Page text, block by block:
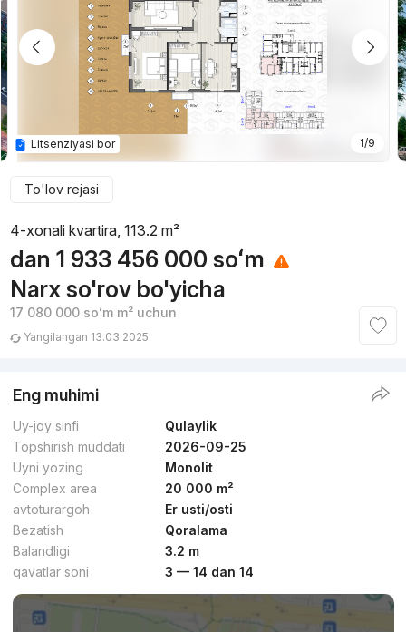
1/9
Litsenziyasi bor
To'lov rejasi
4-xonali kvartira, 113.2 m²
dan 1 933 456 000 soʻm
Narx so'rov bo'yicha
17 080 000 soʻmm² uchun
Yangilangan 13.03.2025
Eng muhimi
Uy-joy sinfi
Qulaylik
Topshirish muddati
2026-09-25
Uyni yozing
Monolit
Complex area
20 000 m²
avtoturargoh
Er usti/osti
Bezatish
Qoralama
Balandligi
3.2 m
qavatlar soni
3 — 14 dan 14